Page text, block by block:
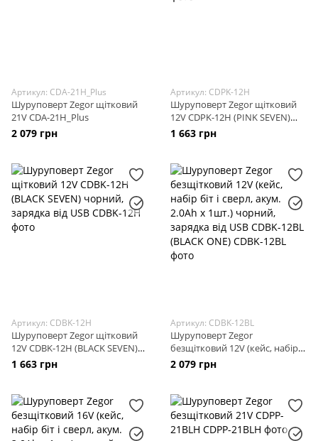
Артикул: CDA-21H_Plus
Шуруповерт Zegor щітковий
21V CDA-21H_Plus
2 079 грн
Артикул: CDPK-12H
Шуруповерт Zegor щітковий
12V CDPK-12H (PINK SEVEN)
рожевий, зарядка від USB
1 663 грн
Артикул: CDBK-12H
Шуруповерт Zegor щітковий
12V CDBK-12H (BLACK SEVEN)
чорний, зарядка від USB
1 663 грн
Артикул: CDBK-12BL
Шуруповерт Zegor
безщітковий 12V (кейс, набір
біт і сверл, акум. 2.0Ah x 1шт.)
чорний, зарядка від USB CDBK-
2 079 грн